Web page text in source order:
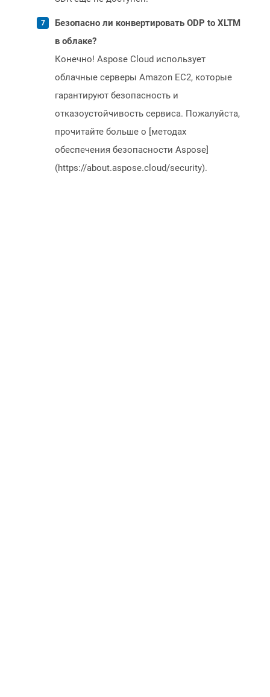
Безопасно ли конвертировать ODP to XLTM
в облаке?
Конечно! Aspose Cloud использует
облачные серверы Amazon EC2, которые
гарантируют безопасность и
отказоустойчивость сервиса. Пожалуйста,
прочитайте больше о [методах
обеспечения безопасности Aspose]
(https://about.aspose.cloud/security).